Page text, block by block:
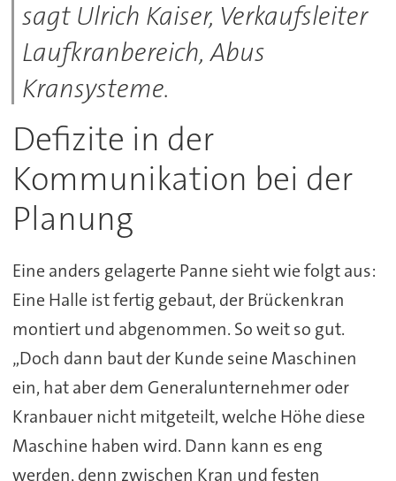
sagt Ulrich Kaiser, Verkaufsleiter
Laufkranbereich, Abus
Kransysteme.
Defizite in der
Kommunikation bei der
Planung
Eine anders gelagerte Panne sieht wie folgt aus:
Eine Halle ist fertig gebaut, der Brückenkran
montiert und abgenommen. So weit so gut.
„Doch dann baut der Kunde seine Maschinen
ein, hat aber dem Generalunternehmer oder
Kranbauer nicht mitgeteilt, welche Höhe diese
Maschine haben wird. Dann kann es eng
werden, denn zwischen Kran und festen